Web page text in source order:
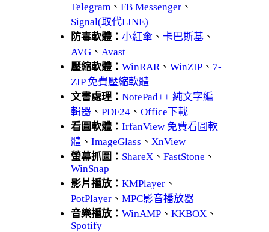
Telegram 、FB Messenger 、
Signal(取代LINE)
防毒軟體：小紅傘 、卡巴斯基 、
AVG 、 Avast
壓縮軟體：WinRAR 、WinZIP 、 7-
ZIP 免費壓縮軟體
文書處理：NotePad++ 純文字編
輯器 、PDF24 、Office下載
看圖軟體：IrfanView 免費看圖軟
體 、ImageGlass 、 XnView
螢幕抓圖： ShareX 、FastStone 、
WinSnap
影片播放：KMPlayer 、
PotPlayer 、MPC影音播放器
音樂播放：WinAMP 、KKBOX 、
Spotify